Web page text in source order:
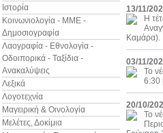
Ιστορία
Κοινωνιολογία - ΜΜΕ -
Δημοσιογραφία
Λαογραφία - Εθνολογία -
Οδοιπορικά - Ταξίδια -
Ανακαλύψεις
Λεξικά
Λογοτεχνία
Μαγειρική & Οινολογία
Μελέτες, Δοκίμια
13/11/
Η
Καμάρα).
03/11/
Το
6:30
20/10/
Το